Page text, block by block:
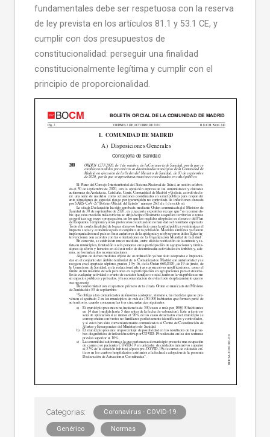
fundamentales debe ser respetuosa con la reserva
de ley prevista en los artículos 81.1 y 53.1 CE, y
cumplir con dos presupuestos de
constitucionalidad: perseguir una finalidad
constitucionalmente legítima y cumplir con el
principio de proporcionalidad.
Coronavirus - COVID-19
Genérico Normas